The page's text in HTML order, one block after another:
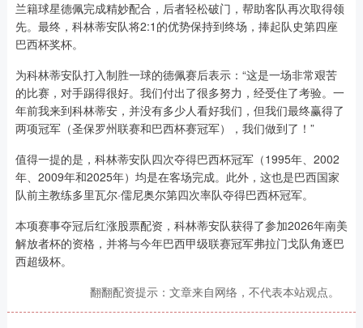
兰籍球星德佩完成精妙配合，后者轻松破门，帮助客队再次取得领
先。最终，科林蒂安队将2:1的优势保持到终场，捧起队史第四座
巴西杯奖杯。
为科林蒂安队打入制胜一球的德佩赛后表示：“这是一场非常艰苦
的比赛，对手踢得很好。我们付出了很多努力，经受住了考验。一
年前我来到科林蒂安，并没有多少人看好我们，但我们最终赢得了
两项冠军（圣保罗州联赛和巴西杯赛冠军），我们做到了！”
值得一提的是，科林蒂安队四次夺得巴西杯冠军（1995年、2002
年、2009年和2025年）均是在客场完成。此外，这也是巴西国家
队前主教练多里瓦尔·儒尼奥尔第四次率队夺得巴西杯冠军。
本项赛事夺冠后红涨股票配资，科林蒂安队获得了参加2026年南美
解放者杯的资格，并将与今年巴西甲级联赛冠军弗拉门戈队角逐巴
西超级杯。
翻翻配资提示：文章来自网络，不代表本站观点。